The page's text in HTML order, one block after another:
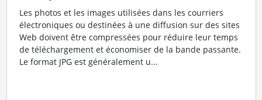
Les photos et les images utilisées dans les courriers
électroniques ou destinées à une diffusion sur des sites
Web doivent être compressées pour réduire leur temps
de téléchargement et économiser de la bande passante.
Le format JPG est généralement u...